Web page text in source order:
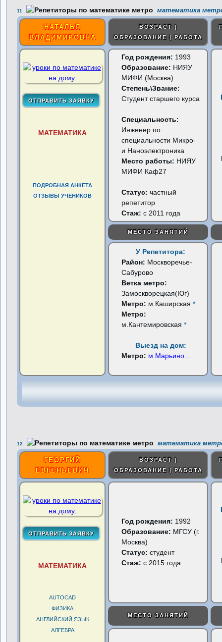
11 математика
НАТАЛЬЯ
ВЛАДИМИРОВНА
ВОЗРАСТ |
ОБРАЗОВАНИЕ | РАБОТА
МАТЕМАТИКА
ПОДРОБНАЯ АНКЕТА
ОТЗЫВЫ УЧЕНИКОВ
Год рождения: 1993
Образование: НИЯУ
МИФИ (Москва)
Степень\Звание:
Студент старшего курса
Специальность:
Инженер по
специальности Микро-
и Наноэлектроника
Место работы: НИЯУ
МИФИ Каф27
Статус:частный
репетитор
Стаж: с 2011 года
МЕСТО ЗАНЯТИЙ
У Репетитора:
Район: Москворечье-
Сабурово
Ветка метро:
Замоскворецкая(Юг)
Метро: м.Каширская*
Метро:
м.Кантемировская*
Выезд на дом:
Метро: м.Марьино
12 математика
ГЕОРГИЙ
ЕВГЕНЬЕВИЧ
ВОЗРАСТ |
ОБРАЗОВАНИЕ | РАБОТА
МАТЕМАТИКА
AUTOCAD
ФИЗИКА
АНГЛИЙСКИЙ ЯЗЫК
АЛГЕБРА
Год рождения: 1992
Образование: МГСУ (г.
Москва)
Статус:студент
Стаж: с 2015 года
МЕСТО ЗАНЯТИЙ